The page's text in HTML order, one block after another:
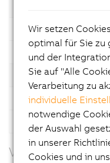
1.5.0.0
*
Beschreibung
V4.3
Version
1.4.0.0
*
Beschreibung
V4.3
Verwandte
Wir setzen
optimal für Sie zu
und der
Sie auf "Alle
Verarbeitung zu
individuelle
notwendige
der Auswahl
in unserer
Cookies und in